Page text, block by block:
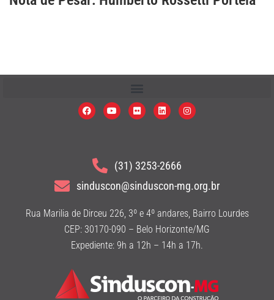
(31) 3253-2666
sinduscon@sinduscon-mg.org.br
Rua Marilia de Dirceu 226, 3º e 4º andares, Bairro Lourdes
CEP: 30170-090 – Belo Horizonte/MG
Expediente: 9h a 12h – 14h a 17h.